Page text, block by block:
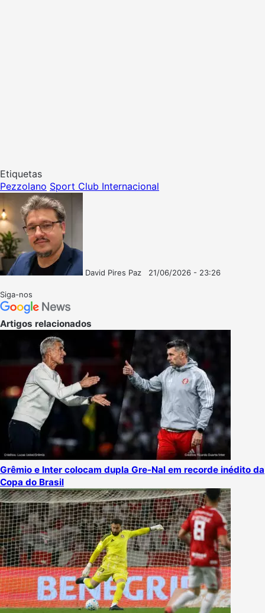
Etiquetas
Pezzolano Sport Club Internacional
David Pires Paz
21/06/2026 - 23:26
Siga-nos
Artigos relacionados
Grêmio e Inter colocam dupla Gre-Nal em recorde inédito da
Copa do Brasil